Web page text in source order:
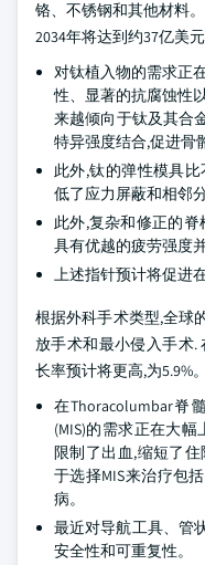
铬、不锈钢和其他材料
2034年将达到约37亿美元
对钛植入物的需求正
性、显著的抗腐蚀性
来越倾向于钛及其合
特异强度结合,促进骨
此外,钛的弹性模具
低了应力屏蔽和相邻
此外,复杂和修正的
具有优越的疲劳强度
上述指针预计将促进
根据外科手术类型,全球
放手术和最小侵入手术.
长率预计将更高,为5.9%。
在Thoracolumbar脊
(MIS)的需求正在大
限制了出血,缩短了
于选择MIS来治疗包
病。
最近对导航工具、管
安全性和可重复性。